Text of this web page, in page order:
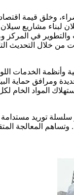
وخلق قيمة
لبناء مشاريع
والتطوير في
من خلال التحديث
الخدمات
ومرافق حماية
المواد الخام
توريد مستدامة
المعالجة